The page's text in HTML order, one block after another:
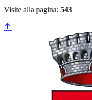
Visite alla pagina: 543